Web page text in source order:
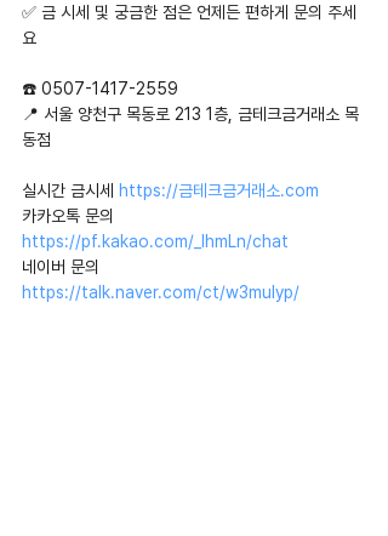
✅ 금 시세 및 궁금한 점은 언제든 편하게 문의 주세
요
☎️ 0507-1417-2559
📍 서울 양천구 목동로 213 1층, 금테크금거래소 목
동점
실시간 금시세
https://금테크금거래소.com
카카오톡 문의
https://pf.kakao.com/_IhmLn/chat
네이버 문의
https://talk.naver.com/ct/w3mulyp/